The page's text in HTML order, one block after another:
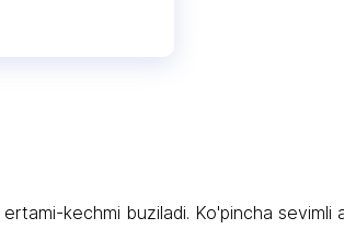
kechmi buziladi. Ko'pincha sevimli